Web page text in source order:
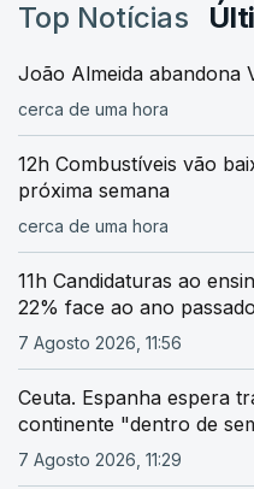
Top Notícias
João Almeida abandona
cerca de uma hora
12h Combustíveis vão
próxima semana
cerca de uma hora
11h Candidaturas ao
22% face ao ano passado
7 Agosto 2026, 11:56
Ceuta. Espanha espera
continente "dentro de
7 Agosto 2026, 11:29